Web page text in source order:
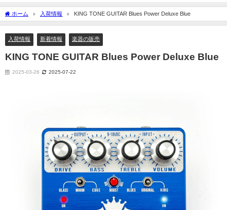
ホーム 入荷情報 KING TONE GUITAR Blues Power Deluxe Blue
入荷情報 新着情報 楽器の販売
KING TONE GUITAR Blues Power Deluxe Blue
2025-03-26 2025-07-22